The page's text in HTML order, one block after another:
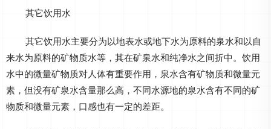
其它饮用水
其它饮用水主要分为以地表水或地下水为原料的泉水和以自
来水为原料的矿物质水等，其在矿泉水和纯净水之间折中。饮用
水中的微量矿物质对人体有重要作用，泉水含有矿物质和微量元
素，但没有矿泉水含量那么高，不同水源地的泉水含有不同的矿
物质和微量元素，口感也有一定的差距。